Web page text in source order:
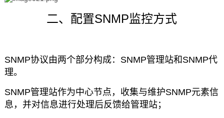
二、配置SNMP监控方式
SNMP协议由两个部分构成：SNMP管理站和SNMP代
理。
SNMP管理站作为中心节点，收集与维护SNMP元素信
息，并对信息进行处理后反馈给管理站；